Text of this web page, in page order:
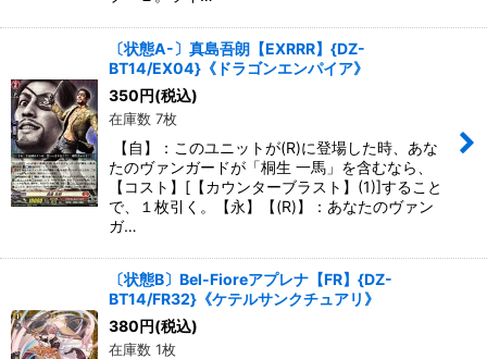
〔状態A-〕真島吾朗【EXRRR】{DZ-
BT14/EX04}《ドラゴンエンパイア》
350円(税込)
在庫数 7枚
【自】：このユニットが(R)に登場した時、あな
たのヴァンガードが「桐生 一馬」を含むなら、
【コスト】[【カウンターブラスト】(1)]すること
で、１枚引く。【永】【(R)】：あなたのヴァン
ガ…
〔状態B〕Bel-Fioreアプレナ【FR】{DZ-
BT14/FR32}《ケテルサンクチュアリ》
380円(税込)
在庫数 1枚